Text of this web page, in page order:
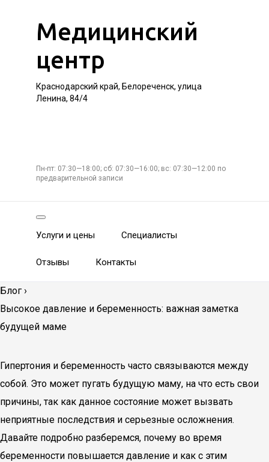
Медицинский
центр
Краснодарский край, Белореченск, улица
Ленина, 84/4
Пн-пт: 07:30—18:00; сб: 07:30—16:00; вс: 07:30—12:00 по
предварительной записи
Услуги и цены Специалисты
Отзывы Контакты
Блог ›
Высокое давление и беременность: важная заметка
будущей маме
Гипертония и беременность часто связываются между
собой. Это может пугать будущую маму, на что есть свои
причины, так как данное состояние может вызвать
неприятные последствия и серьезные осложнения.
Давайте подробно разберемся, почему во время
беременности повышается давление и как с этим